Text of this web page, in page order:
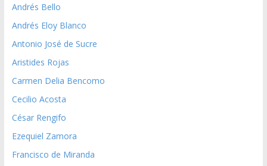
Andrés Bello
Andrés Eloy Blanco
Antonio José de Sucre
Aristides Rojas
Carmen Delia Bencomo
Cecilio Acosta
César Rengifo
Ezequiel Zamora
Francisco de Miranda